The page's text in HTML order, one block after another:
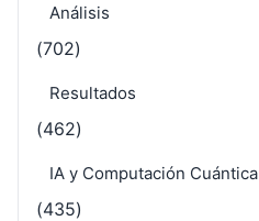
Análisis
(702)
Resultados
(462)
IA y Computación Cuántica
(435)